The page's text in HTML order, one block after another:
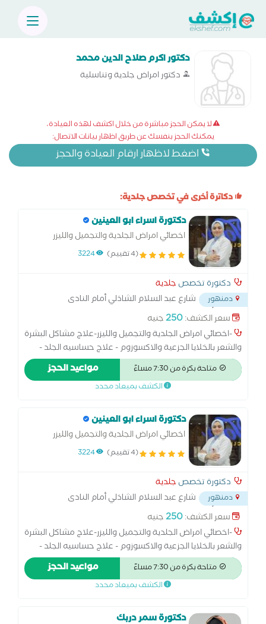
دكتور اكرم صلاح الدين محمد
دكتور امراض جلدية وتناسلية
لا يمكن الحجز مباشرة من خلال اكشف لهذه العيادة،
يمكنك الحجز بنفسك عن طريق اظهار بيانات الاتصال:
اضغط لاظهار ارقام العيادة والحجز
دكاترة أخرى في تخصص جلدية:
دكتورة اسراء ابو العينين
اخصائي امراض الجلدية والتجميل والليزر
(4 تقييم) 3224
دكتورة تخصص جلدية
دمنهور
شارع عبد السلام الشاذلي أمام النادى
الإجتماعي أمام مدخل فتح الله الجديد
سعر الكشف:250جنيه
-اخصائي امراض الجلدية والتجميل والليزر-علاج مشاكل البشرة
والشعر بالخلايا الجزعية والاكسوزوم - علاج حساسيه الجلد -
علاج الشعر - علاج البشره - علاج النمش - علاج تساقط الشعر -
علاج الثعلبه - علاج الصلع الوراثي - علاج حب الشباب
متاحة بكرة من 7:30 مساءً مواعيد الحجز
الكشف بميعاد محدد
دكتورة اسراء ابو العينين
اخصائي امراض الجلدية والتجميل والليزر
(4 تقييم) 3224
دكتورة تخصص جلدية
دمنهور
شارع عبد السلام الشاذلي أمام النادى
الإجتماعي أمام مدخل فتح الله الجديد
سعر الكشف:250جنيه
-اخصائي امراض الجلدية والتجميل والليزر-علاج مشاكل البشرة
والشعر بالخلايا الجزعية والاكسوزوم - علاج حساسيه الجلد -
علاج الشعر - علاج البشره - علاج النمش - علاج تساقط الشعر -
علاج الثعلبه - علاج الصلع الوراثي - علاج حب الشباب
متاحة بكرة من 7:30 مساءً مواعيد الحجز
الكشف بميعاد محدد
دكتورة سمر دربك